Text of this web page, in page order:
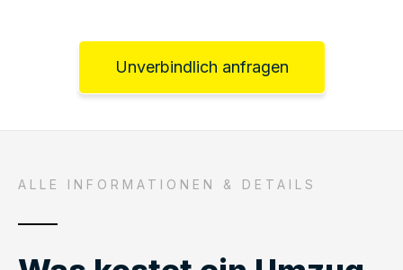
Unverbindlich anfragen
ALLE INFORMATIONEN & DETAILS